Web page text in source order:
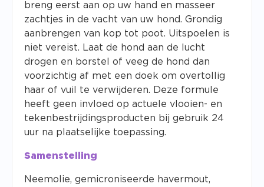
breng eerst aan op uw hand en masseer
zachtjes in de vacht van uw hond. Grondig
aanbrengen van kop tot poot. Uitspoelen is
niet vereist. Laat de hond aan de lucht
drogen en borstel of veeg de hond dan
voorzichtig af met een doek om overtollig
haar of vuil te verwijderen. Deze formule
heeft geen invloed op actuele vlooien- en
tekenbestrijdingsproducten bij gebruik 24
uur na plaatselijke toepassing.
Samenstelling
Neemolie, gemicroniseerde havermout,